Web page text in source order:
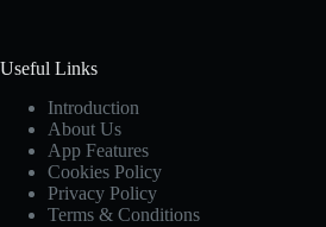
Useful Links
Introduction
About Us
App Features
Cookies Policy
Privacy Policy
Terms & Conditions